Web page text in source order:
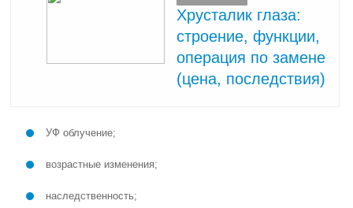
Хрусталик глаза:
строение, функции,
операция по замене
(цена, последствия)
УФ облучение;
возрастные изменения;
наследственность;